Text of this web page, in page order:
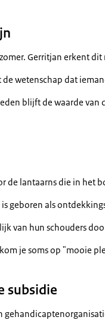
Gerritjan erkent
wetenschap dat
blijft de waarde
de lantaarns die in
geboren als
van hun schouders
je soms op "mooie
subsidie